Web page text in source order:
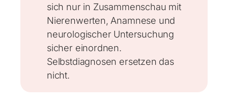
sich nur in Zusammenschau mit
Nierenwerten, Anamnese und
neurologischer Untersuchung
sicher einordnen.
Selbstdiagnosen ersetzen das
nicht.